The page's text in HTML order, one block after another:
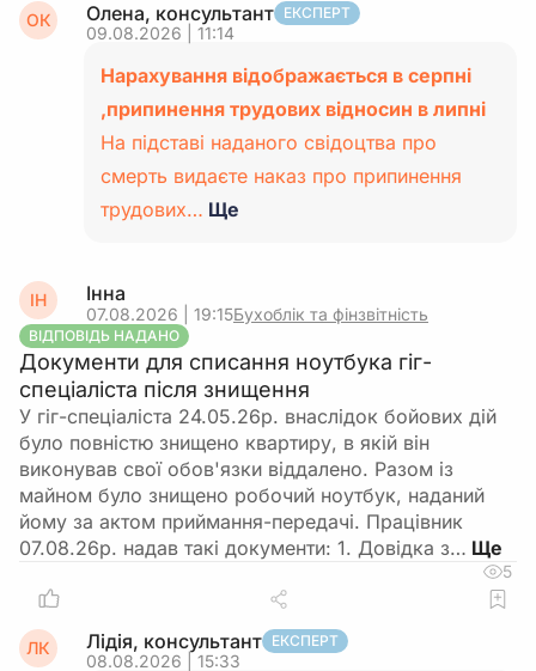
ОК Олена, консультант ЕКСПЕРТ
09.08.2026 | 11:14
Нарахування відображається в серпні
,припинення трудових відносин в липні
На підставі наданого свідоцтва про
смерть видаєте наказ про припинення
трудових… Ще
ІН Інна
07.08.2026 | 19:15Бухоблік та фінзвітність
ВІДПОВІДЬ НАДАНО
Документи для списання ноутбука гіг-
спеціаліста після знищення
У гіг-спеціаліста 24.05.26р. внаслідок бойових дій
було повністю знищено квартиру, в якій він
виконував свої обов'язки віддалено. Разом із
майном було знищено робочий ноутбук, наданий
йому за актом приймання-передачі. Працівник
07.08.26р. надав такі документи: 1. Довідка з…
5
ЛК Лідія, консультант ЕКСПЕРТ
08.08.2026 | 15:33